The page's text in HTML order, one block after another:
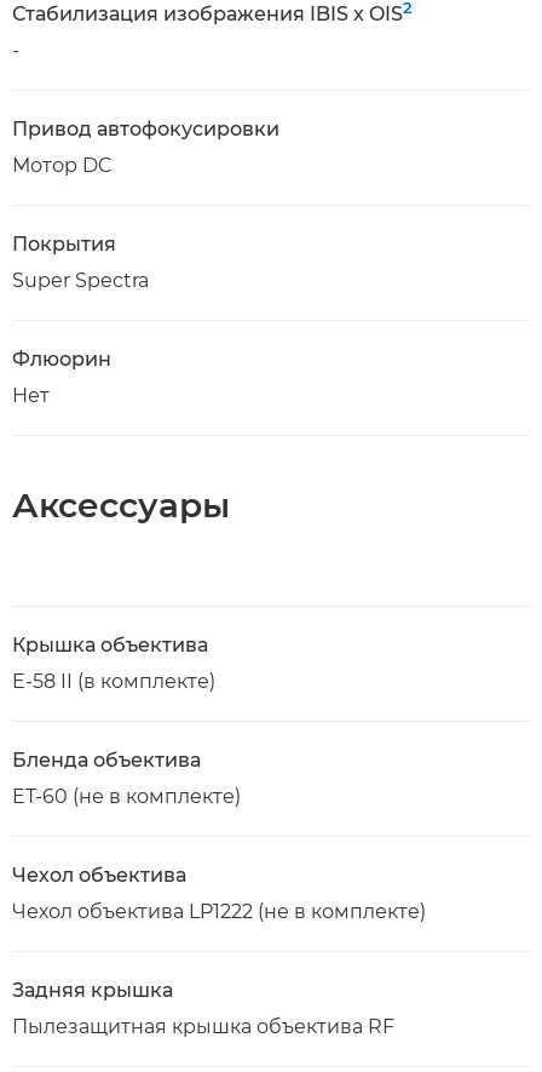
Стабилизация изображения IBIS x OIS2
-
Привод автофокусировки
Мотор DC
Покрытия
Super Spectra
Флюорин
Нет
Аксессуары
Крышка объектива
E-58 II (в комплекте)
Бленда объектива
ET-60 (не в комплекте)
Чехол объектива
Чехол объектива LP1222 (не в комплекте)
Задняя крышка
Пылезащитная крышка объектива RF